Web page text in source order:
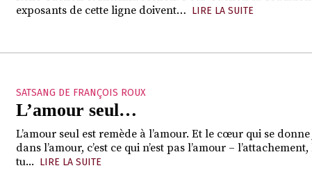
exposants de cette ligne doivent… LIRE LA SUITE
SATSANG DE FRANÇOIS ROUX
L’amour seul…
L’amour seul est remède à l’amour. Et le cœur qui se
dans l’amour, c’est ce qui n’est pas l’amour –
tu... LIRE LA SUITE